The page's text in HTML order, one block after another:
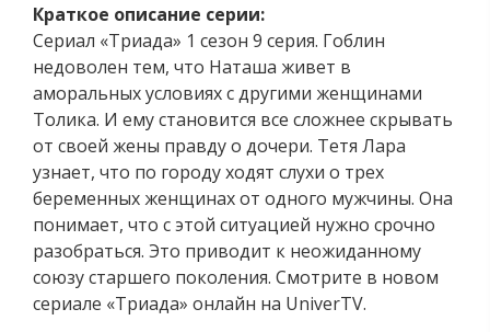
Краткое описание серии:
Сериал «Триада» 1 сезон 9 серия. Гоблин
недоволен тем, что Наташа живет в
аморальных условиях с другими женщинами
Толика. И ему становится все сложнее скрывать
от своей жены правду о дочери. Тетя Лара
узнает, что по городу ходят слухи о трех
беременных женщинах от одного мужчины. Она
понимает, что с этой ситуацией нужно срочно
разобраться. Это приводит к неожиданному
союзу старшего поколения. Смотрите в новом
сериале «Триада» онлайн на UniverTV.